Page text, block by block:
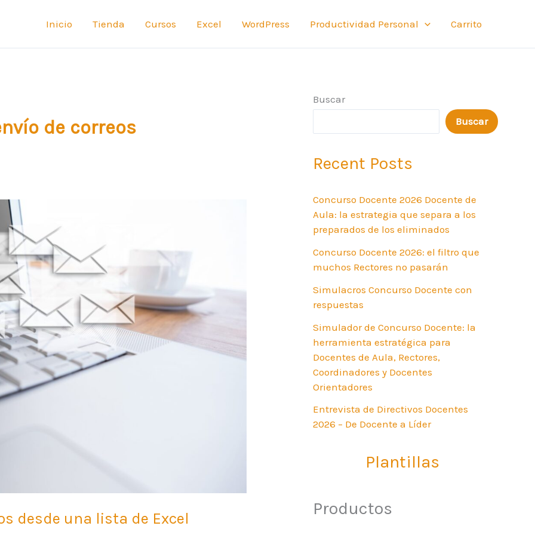
Inicio Tienda Cursos Excel WordPress Productividad Personal Carrito
de correos
desde una lista de Excel
Buscar
Buscar
Recent Posts
Concurso Docente 2026 Docente de
Aula: la estrategia que separa a los
preparados de los eliminados
Concurso Docente 2026: el filtro que
muchos Rectores no pasarán
Simulacros Concurso Docente con
respuestas
Simulador de Concurso Docente: la
herramienta estratégica para
Docentes de Aula, Rectores,
Coordinadores y Docentes
Orientadores
Entrevista de Directivos Docentes
2026 – De Docente a Líder
Plantillas
Productos